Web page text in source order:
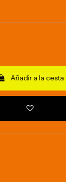
Añadir a la cesta